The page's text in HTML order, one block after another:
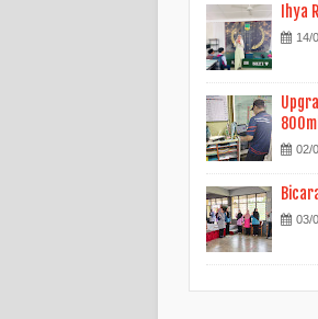
Ihya
14/
02/
03/